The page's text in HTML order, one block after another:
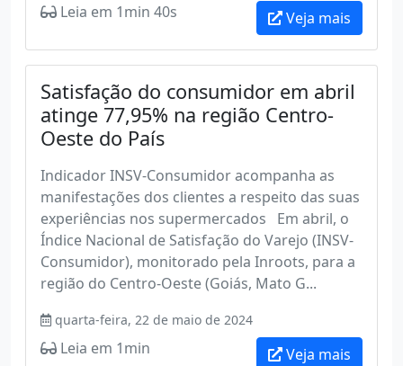
Leia em 1min 40s Veja mais
Satisfação do consumidor em abril
atinge 77,95% na região Centro-
Oeste do País
Indicador INSV-Consumidor acompanha as
manifestações dos clientes a respeito das suas
experiências nos supermercados Em abril, o
Índice Nacional de Satisfação do Varejo (INSV-
Consumidor), monitorado pela Inroots, para a
região do Centro-Oeste (Goiás, Mato G...
quarta-feira, 22 de maio de 2024
Leia em 1min Veja mais